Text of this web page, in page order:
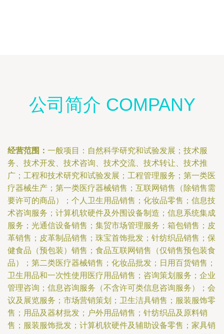
公司简介 COMPANY
经营范围： 一般项目：自然科学研究和试验发展；技术服
务、技术开发、技术咨询、技术交流、技术转让、技术推
广；工程和技术研究和试验发展；工程管理服务；第一类医
疗器械生产；第一类医疗器械销售；互联网销售（除销售需
要许可的商品）；个人卫生用品销售；化妆品零售；信息技
术咨询服务；计算机软硬件及外围设备制造；信息系统集成
服务；光通信设备销售；集贸市场管理服务；箱包销售；皮
革销售；皮革制品销售；珠宝首饰批发；针纺织品销售；保
健食品（预包装）销售；食品互联网销售（仅销售预包装食
品）；第二类医疗器械销售；化妆品批发；日用百货销售；
卫生用品和一次性使用医疗用品销售；咨询策划服务；企业
管理咨询；信息咨询服务（不含许可类信息咨询服务）；会
议及展览服务；市场营销策划；卫生洁具销售；服装服饰零
售；用品及器材批发；户外用品销售；针纺织品及原料销
售；服装服饰批发；计算机软硬件及辅助设备零售；家具销